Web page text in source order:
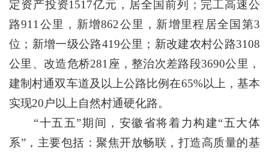
定资产投资1517亿元，居全国前列；完工高速公
路911公里，新增862公里，新增里程居全国第3
位；新增一级公路419公里；新改建农村公路3108
公里、改造危桥281座，整治次差路段3690公里，
建制村通双车道及以上公路比例在65%以上，基本
实现20户以上自然村通硬化路。
“十五五”期间，安徽省将着力构建“五大体
系”，主要包括：聚焦开放畅联，打造高质量的基